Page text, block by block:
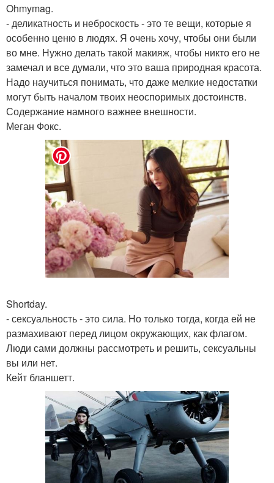
Ohmymag.
- деликатность и неброскость - это те вещи, которые я
особенно ценю в людях. Я очень хочу, чтобы они были
во мне. Нужно делать такой макияж, чтобы никто его не
замечал и все думали, что это ваша природная красота.
Надо научиться понимать, что даже мелкие недостатки
могут быть началом твоих неоспоримых достоинств.
Содержание намного важнее внешности.
Меган Фокс.
Shortday.
- сексуальность - это сила. Но только тогда, когда ей не
размахивают перед лицом окружающих, как флагом.
Люди сами должны рассмотреть и решить, сексуальны
вы или нет.
Кейт бланшетт.